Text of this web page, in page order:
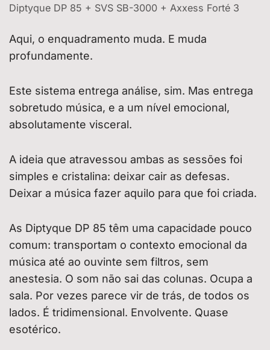
Diptyque DP 85 + SVS SB-3000 + Axxess Forté 3
Aqui, o enquadramento muda. E muda
profundamente.
Este sistema entrega análise, sim. Mas entrega
sobretudo música, e a um nível emocional,
absolutamente visceral.
A ideia que atravessou ambas as sessões foi
simples e cristalina: deixar cair as defesas.
Deixar a música fazer aquilo para que foi criada.
As Diptyque DP 85 têm uma capacidade pouco
comum: transportam o contexto emocional da
música até ao ouvinte sem filtros, sem
anestesia. O som não sai das colunas. Ocupa a
sala. Por vezes parece vir de trás, de todos os
lados. É tridimensional. Envolvente. Quase
esotérico.